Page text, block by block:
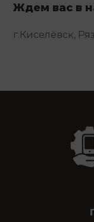
Ждем вас в
г.Киселёвск,